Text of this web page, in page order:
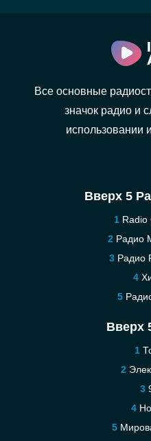
Все основные
значок радио и
использовании
Вверх 5
Radio
Радио
Радио
Вверх